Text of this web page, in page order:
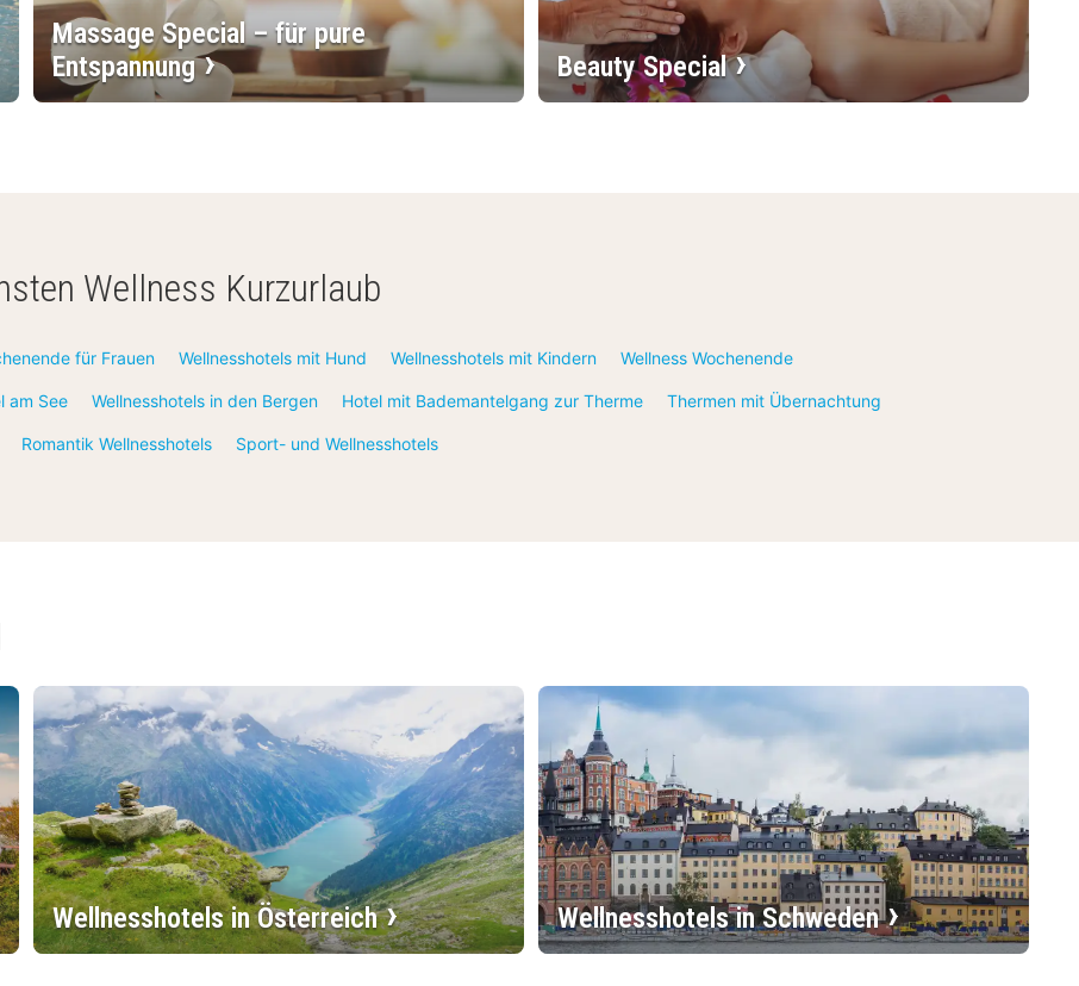
Massage Special – für pure
Entspannung
Beauty Special
Wellness Kurzurlaub
für Frauen Wellnesshotels mit Hund Wellnesshotels mit Kindern Wellness Wochenende
am See Wellnesshotels in den Bergen Hotel mit Bademantelgang zur Therme Thermen mit Übernachtung
Romantik Wellnesshotels Sport- und Wellnesshotels
Wellnesshotels in Österreich Wellnesshotels in Schweden